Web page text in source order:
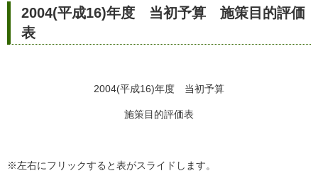
2004(平成16)年度 当初予算 施策目的評価
表
2004(平成16)年度 当初予算
施策目的評価表
※左右にフリックすると表がスライドします。